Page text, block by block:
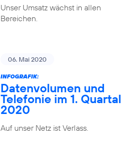
Unser Umsatz wächst in allen
Bereichen.
06. Mai 2020
INFOGRAFIK:
Datenvolumen und
Telefonie im 1. Quartal
2020
Auf unser Netz ist Verlass.